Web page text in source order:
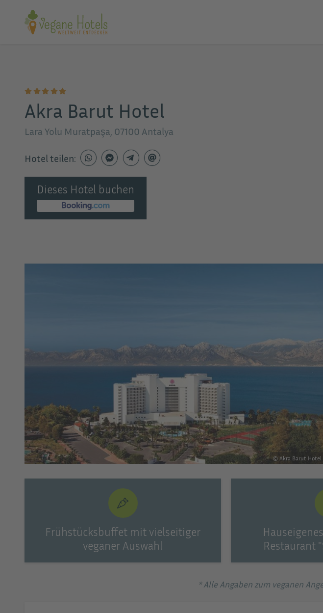
Akra Barut Hotel
Lara Yolu Muratpaşa, 07100 Antalya
Hotel teilen:
Dieses Hotel buchen
© Akra Barut Hotel
Frühstücksbuffet mit vielseitiger
veganer Auswahl
Restaurant
* Alle Angaben zum veganen